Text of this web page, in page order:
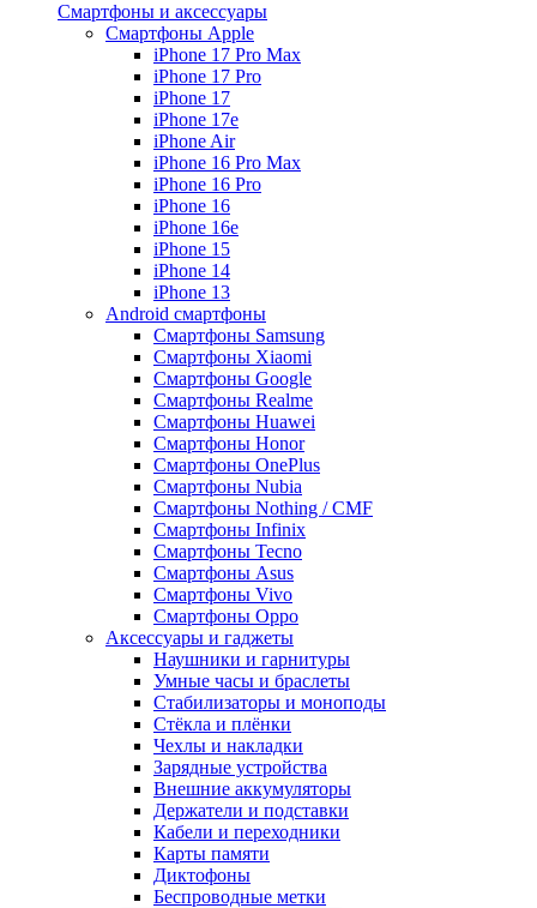
Смартфоны и аксессуары
Смартфоны Apple
iPhone 17 Pro Max
iPhone 17 Pro
iPhone 17
iPhone 17e
iPhone Air
iPhone 16 Pro Max
iPhone 16 Pro
iPhone 16
iPhone 16e
iPhone 15
iPhone 14
iPhone 13
Android cмартфоны
Смартфоны Samsung
Смартфоны Xiaomi
Смартфоны Google
Смартфоны Realme
Смартфоны Huawei
Смартфоны Honor
Смартфоны OnePlus
Смартфоны Nubia
Смартфоны Nothing / CMF
Смартфоны Infinix
Смартфоны Tecno
Смартфоны Asus
Смартфоны Vivo
Смартфоны Oppo
Аксессуары и гаджеты
Наушники и гарнитуры
Умные часы и браслеты
Стабилизаторы и моноподы
Стёкла и плёнки
Чехлы и накладки
Зарядные устройства
Внешние аккумуляторы
Держатели и подставки
Кабели и переходники
Карты памяти
Диктофоны
Беспроводные метки